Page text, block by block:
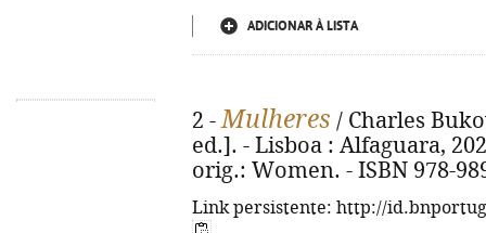
ADICIONAR À LISTA
2 -Mulheres / Charles
ed.]. - Lisboa : Alfaguara,
orig.: Women. - ISBN 978-
Link persistente: http://